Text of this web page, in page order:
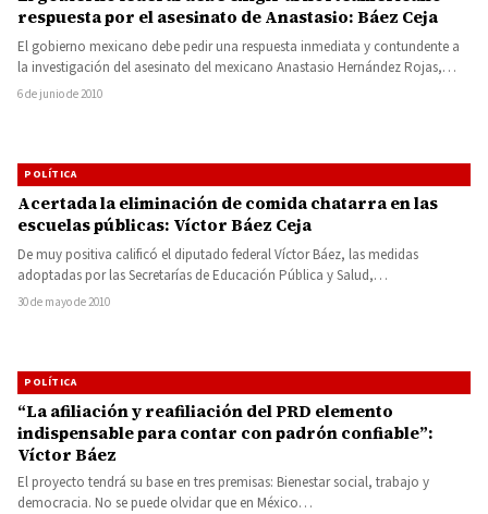
respuesta por el asesinato de Anastasio: Báez Ceja
El gobierno mexicano debe pedir una respuesta inmediata y contundente a
la investigación del asesinato del mexicano Anastasio Hernández Rojas,…
6 de junio de 2010
POLÍTICA
Acertada la eliminación de comida chatarra en las
escuelas públicas: Víctor Báez Ceja
De muy positiva calificó el diputado federal Víctor Báez, las medidas
adoptadas por las Secretarías de Educación Pública y Salud,…
30 de mayo de 2010
POLÍTICA
“La afiliación y reafiliación del PRD elemento
indispensable para contar con padrón confiable”:
Víctor Báez
El proyecto tendrá su base en tres premisas: Bienestar social, trabajo y
democracia. No se puede olvidar que en México…